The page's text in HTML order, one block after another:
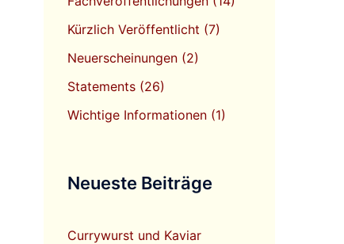
Kürzlich Veröffentlicht (7)
Neuerscheinungen(2)
Statements(26)
Wichtige Informationen(1)
Neueste Beiträge
Currywurst und Kaviar